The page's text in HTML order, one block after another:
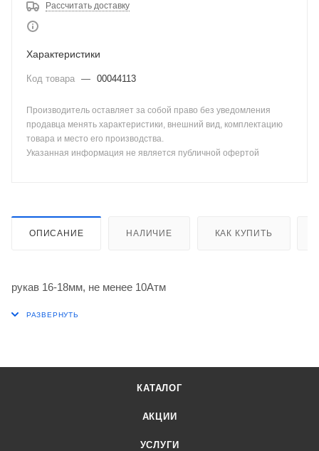
Рассчитать доставку
Характеристики
Код товара — 00044113
Производитель оставляет за собой право без уведомления
продавца менять характеристики, внешний вид, комплектацию
товара и место его производства.
Указанная информация не является публичной офертой
ОПИСАНИЕ НАЛИЧИЕ КАК КУПИТЬ
рукав 16-18мм, не менее 10Атм
КАТАЛОГ
АКЦИИ
УСЛУГИ